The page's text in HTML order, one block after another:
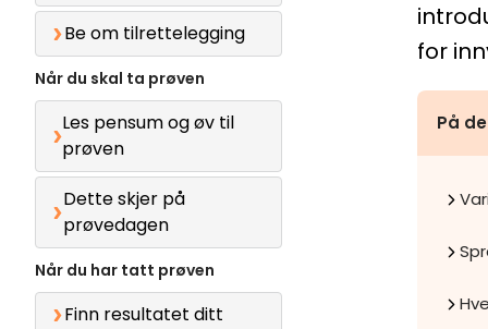
for
På
Be om tilrettelegging
Når du skal ta prøven
Les pensum og øv til
prøven
Dette skjer på
prøvedagen
Når du har tatt prøven
Finn resultatet ditt